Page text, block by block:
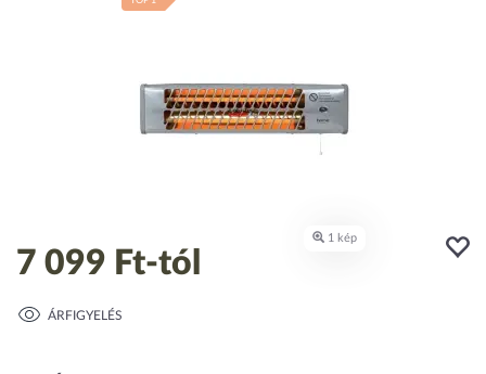
7 099 Ft-tól
ÁRFIGYELÉS